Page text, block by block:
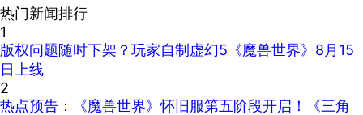
热门新闻排行
1
版权问题随时下架？玩家自制虚幻5《魔兽世界》8月15
日上线
2
热点预告：《魔兽世界》怀旧服第五阶段开启！《三角